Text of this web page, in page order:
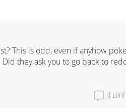
This is odd, even if anyhow poke
they ask you to go back to
4